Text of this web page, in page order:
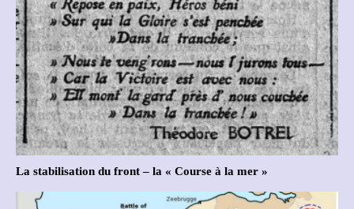
La stabilisation du front – la « Course à la mer »